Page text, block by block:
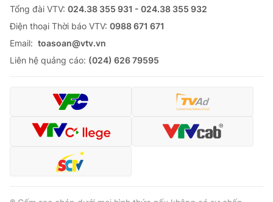
Tổng đài VTV: 024.38 355 931 - 024.38 355 932
Ðiện thoại Thời báo VTV: 0988 671 671
Email: toasoan@vtv.vn
Liên hệ quảng cáo: (024) 626 79595